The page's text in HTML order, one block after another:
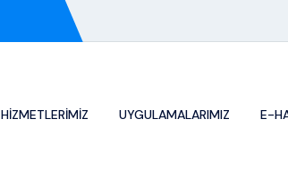
HIZMETLERIMIZ UYGULAMALARIMIZ E-